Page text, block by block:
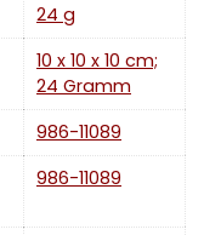
‎24 g
‎10 x 10 x 10 cm;
24 Gramm
‎986-11089
‎986-11089